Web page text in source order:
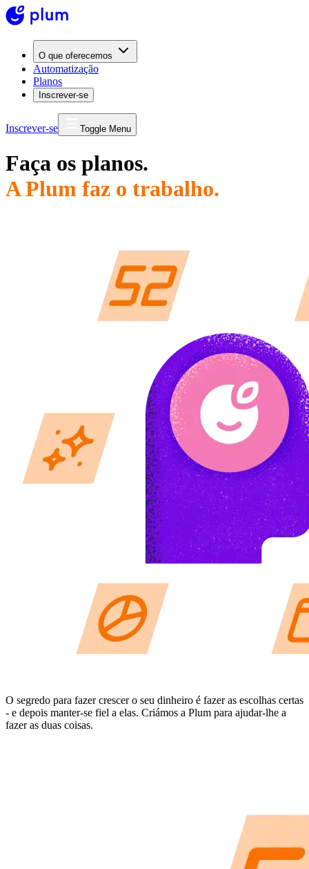
O que oferecemos
Automatização
Planos
Inscrever-se
Inscrever-se Toggle Menu
Faça os planos.
A Plum faz o trabalho.
O segredo para fazer crescer o seu dinheiro é fazer as escolhas certas
- e depois manter-se fiel a elas. Criámos a Plum para ajudar-lhe a
fazer as duas coisas.